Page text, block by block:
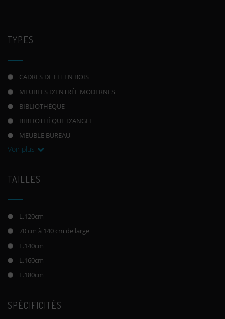
TYPES
CADRES DE LIT EN BOIS
MEUBLES D'ENTRÉE MODERNES
BIBLIOTHÈQUE
BIBLIOTHÈQUE D'ANGLE
MEUBLE BUREAU
Voir plus
TAILLES
L.120cm
70 cm à 140 cm de large
L.140cm
L.160cm
L.180cm
SPÉCIFICITÉS